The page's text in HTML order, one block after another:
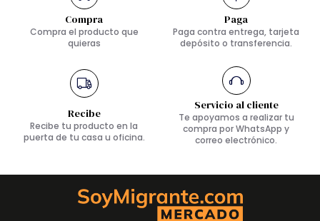
Compra
Compra el producto que
quieras
Paga
Paga contra entrega, tarjeta
depósito o transferencia.
Recibe
Recibe tu producto en la
puerta de tu casa u oficina.
Servicio al cliente
Te apoyamos a realizar tu
compra por WhatsApp y
correo electrónico.